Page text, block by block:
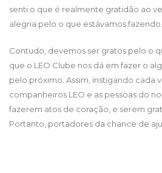
senti o que é realmente gratidão ao
alegria pelo o que estávamos fazendo.
Contudo, devemos ser gratos pelo o
que o LEO Clube nos dá em fazer o
pelo próximo. Assim, instigando cada
companheiros LEO e as pessoas do
fazerem atos de coração, e serem
Portanto, portadores da chance de